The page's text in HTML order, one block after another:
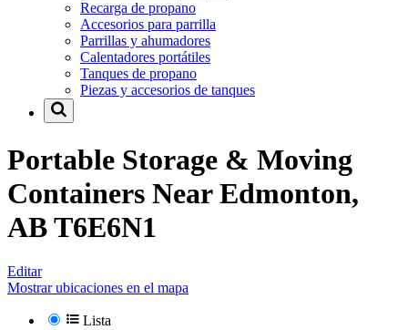
Recarga de propano
Accesorios para parrilla
Parrillas y ahumadores
Calentadores portátiles
Tanques de propano
Piezas y accesorios de tanques
Portable Storage & Moving
Containers NearEdmonton,
AB T6E6N1
Editar
Mostrar ubicaciones en el mapa
Lista